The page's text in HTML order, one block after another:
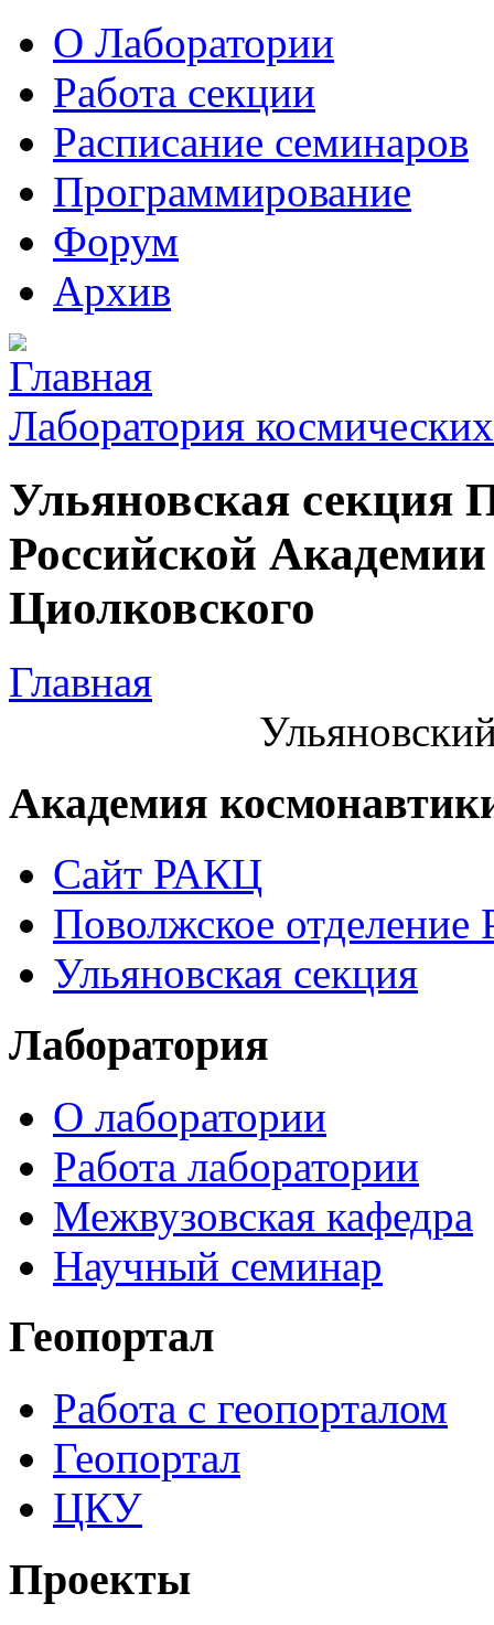
О Лаборатории
Работа секции
Расписание семинаров
Программирование
Форум
Архив
Лаборатория
Ульяновская секция
Российской
Циолковского
Главная
Академия
Сайт РАКЦ
Поволжское
Ульяновская секция
Лаборатория
О лаборатории
Работа лаборатории
Межвузовская кафедра
Научный семинар
Геопортал
Работа с геопорталом
Геопортал
ЦКУ
Проекты